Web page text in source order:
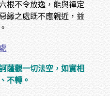
根不令放逸，能與禪定
緣之處既不應親近，益
薩觀一切法空，如實相
不轉。